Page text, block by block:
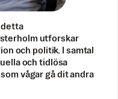
utforskar
och politik. I samtal
och tidlösa
vågar gå dit andra